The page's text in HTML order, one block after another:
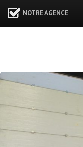
NOTRE AGENCE